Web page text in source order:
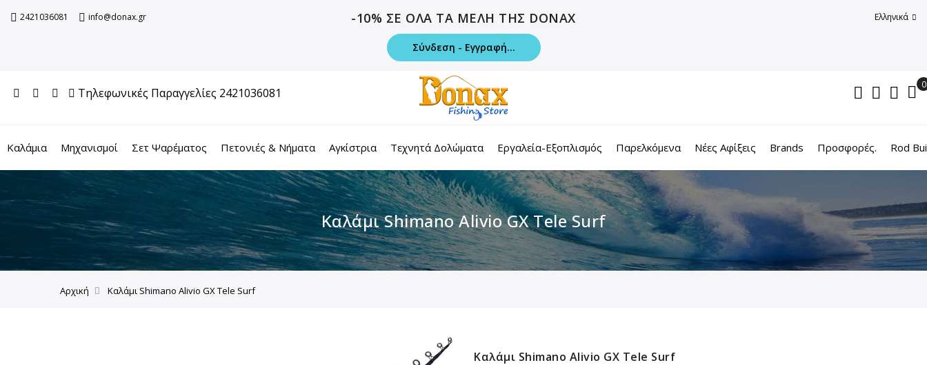
2421036081 info@donax.gr -10% ΣΕ ΟΛΑ ΤΑ ΜΕΛΗ ΤΗΣ DONAX
Σύνδεση - Εγγραφή...
Ελληνικά
Τηλεφωνικές Παραγγελίες 2421036081
Καλάμια Μηχανισμοί Σετ Ψαρέματος Πετονιές & Νήματα Αγκίστρια Τεχνητά Δολώματα Εργαλεία-Εξοπλισμός Παρελκόμενα Νέες Αφίξεις Brands Προσφορές. Rod
Καλάμι Shimano Alivio GX Tele Surf
Αρχική Καλάμι Shimano Alivio GX Tele Surf
Καλάμι Shimano Alivio GX Tele Surf